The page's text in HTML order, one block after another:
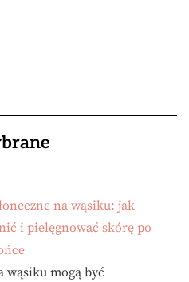
na wąsiku: jak
i pielęgnować skórę po
wąsiku mogą być